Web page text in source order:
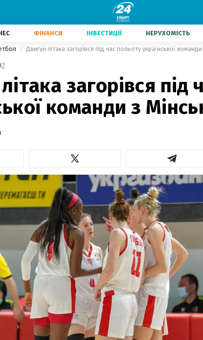
ФІНАНСИ ІНВЕСТИЦІЇ НЕРУХОМІСТЬ
Двигун літака загорівся під час польоту української
2
загорівся під
команди з